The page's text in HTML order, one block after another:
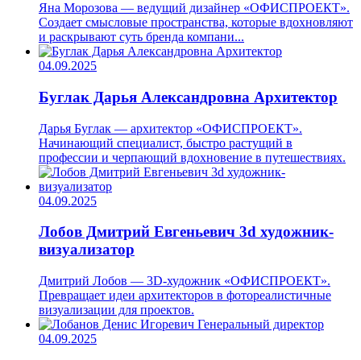
Яна Морозова — ведущий дизайнер «ОФИСПРОЕКТ».
Создает смысловые пространства, которые вдохновляют
и раскрывают суть бренда компани...
04.09.2025
Буглак Дарья Александровна Архитектор
Дарья Буглак — архитектор «ОФИСПРОЕКТ».
Начинающий специалист, быстро растущий в
профессии и черпающий вдохновение в путешествиях.
04.09.2025
Лобов Дмитрий Евгеньевич 3d художник-
визуализатор
Дмитрий Лобов — 3D-художник «ОФИСПРОЕКТ».
Превращает идеи архитекторов в фотореалистичные
визуализации для проектов.
04.09.2025